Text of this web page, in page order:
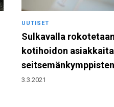
UUTISET
Sulkavalla
kotihoidon
3.3.2021